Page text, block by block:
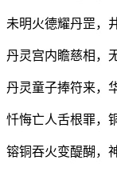
未明火德耀丹罡，
丹灵宫内瞻慈相，
丹灵童子捧符来，
忏悔亡人舌根罪，
镕铜吞火变醍醐，